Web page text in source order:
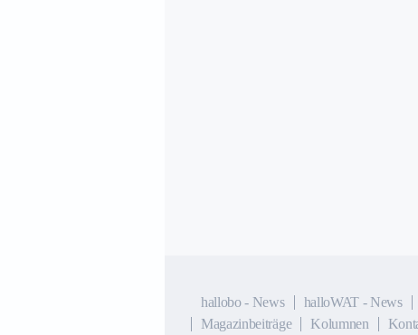
hallobo - News halloWAT - News
Magazinbeiträge
Kolumnen